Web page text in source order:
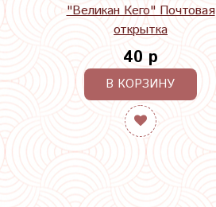
"Великан Кего" Почтовая
открытка
40 р
В КОРЗИНУ